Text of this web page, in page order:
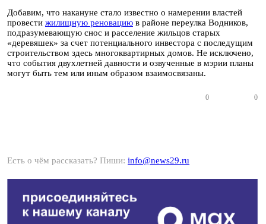
Добавим, что накануне стало известно о намерении властей
провести жилищную реновацию в районе переулка Водников,
подразумевающую снос и расселение жильцов старых
«деревяшек» за счет потенциального инвестора с последущим
строительством здесь многоквартирных домов. Не исключено,
что события двухлетней давности и озвученные в мэрии планы
могут быть тем или иным образом взаимосвязаны.
0 0
Есть о чём рассказать? Пиши: info@news29.ru